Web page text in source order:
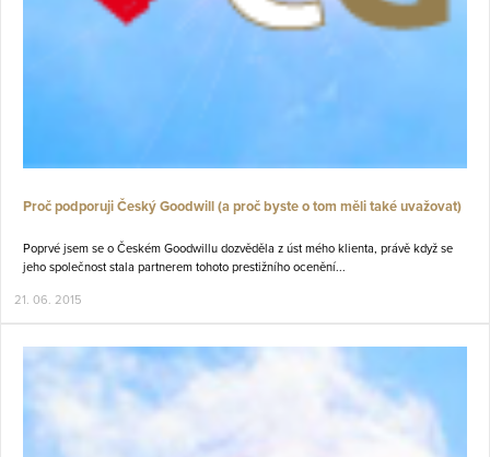
Proč podporuji Český Goodwill (a proč byste o tom měli také uvažovat)
Poprvé jsem se o Českém Goodwillu dozvěděla z úst mého klienta, právě když se
jeho společnost stala partnerem tohoto prestižního ocenění...
21. 06. 2015